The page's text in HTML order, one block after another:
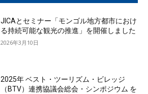
JICAとセミナー「モンゴル地方都市におけ
る持続可能な観光の推進」を開催しました
2026年3月10日
2025年 ベスト・ツーリズム・ビレッジ
（BTV）連携協議会総会・シンポジウム を